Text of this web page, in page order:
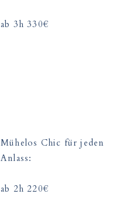
ab 3h 330€
Mühelos Chic für jeden
Anlass:
ab 2h 220€